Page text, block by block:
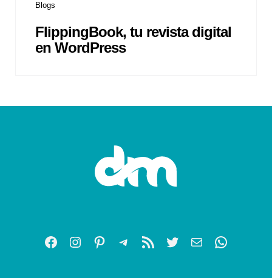
Blogs
FlippingBook, tu revista digital
en WordPress